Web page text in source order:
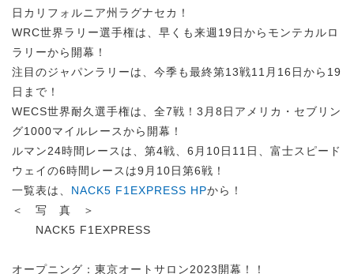
日カリフォルニア州ラグナセカ！
WRC世界ラリー選手権は、早くも来週19日からモンテカルロ
ラリーから開幕！
注目のジャパンラリーは、今季も最終第13戦11月16日から19
日まで！
WECS世界耐久選手権は、全7戦！3月8日アメリカ・セブリン
グ1000マイルレースから開幕！
ルマン24時間レースは、第4戦、6月10日11日、富士スピード
ウェイの6時間レースは9月10日第6戦！
一覧表は、 NACK5 F1EXPRESS HPから！
＜ 写 真 ＞
NACK5 F1EXPRESS
オープニング：東京オートサロン2023開幕！！